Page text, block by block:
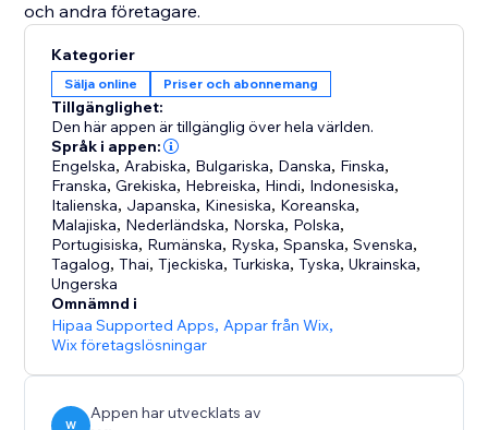
Kategorier
Sälja online Priser och abonnemang
Tillgänglighet:
Den här appen är tillgänglig över hela världen.
Språk i appen:
Engelska, Arabiska, Bulgariska, Danska, Finska,
Franska,Grekiska, Hebreiska, Hindi, Indonesiska,
Italienska, Japanska, Kinesiska, Koreanska,
Malajiska, Nederländska, Norska, Polska,
Portugisiska, Rumänska, Ryska,Spanska,Svenska,
Tagalog,Thai,Tjeckiska,Turkiska,Tyska,Ukrainska,
Ungerska
Omnämnd i
Hipaa Supported Apps, Appar från Wix,
Wix företagslösningar
W
Appen har utvecklats av